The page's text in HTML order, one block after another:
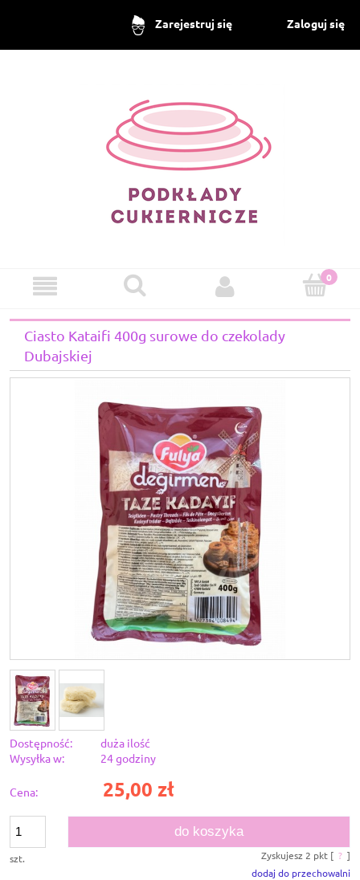
Zarejestruj się Zaloguj się
Ciasto Kataifi 400g surowe do czekolady
Dubajskiej
Dostępność:
duża ilość
Wysyłka w:
24 godziny
Cena: 25,00 zł
szt.
do koszyka
Zyskujesz 2 pkt [ ? ]
dodaj do przechowalni